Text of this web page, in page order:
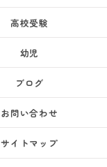
高校受験
幼児
ブログ
お問い合わせ
サイトマップ